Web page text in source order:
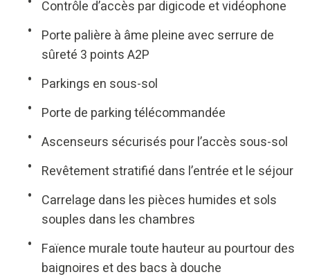
Contrôle d’accès par digicode et vidéophone
Porte palière à âme pleine avec serrure de
sûreté 3 points A2P
Parkings en sous-sol
Porte de parking télécommandée
Ascenseurs sécurisés pour l’accès sous-sol
Revêtement stratifié dans l’entrée et le séjour
Carrelage dans les pièces humides et sols
souples dans les chambres
Faïence murale toute hauteur au pourtour des
baignoires et des bacs à douche